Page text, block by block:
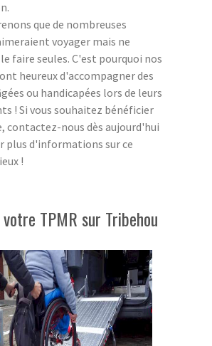
que de nombreuses
voyager mais ne
faire seules. C'est pourquoi nos
heureux d'accompagner des
ou handicapées lors de leurs
! Si vous souhaitez bénéficier
contactez-nous dès aujourd'hui
plus d'informations sur ce
!
TPMR sur Tribehou